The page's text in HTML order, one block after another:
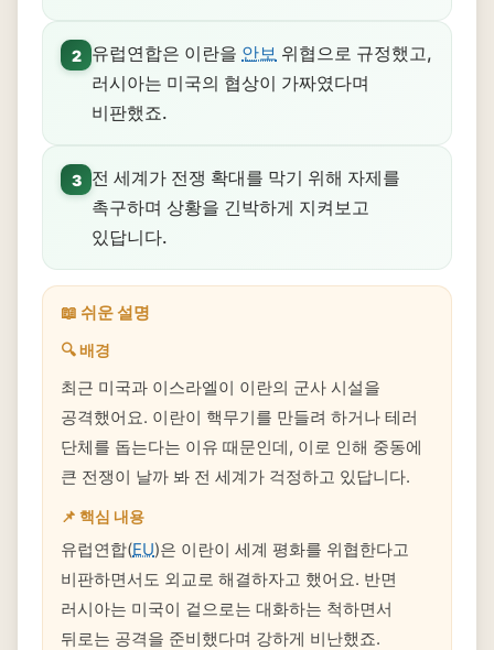
2 유럽연합은 이란을 안보 위협으로 규정했고,
러시아는 미국의 협상이 가짜였다며
비판했죠.
3
전 세계가 전쟁 확대를 막기 위해 자제를
촉구하며 상황을 긴박하게 지켜보고
있답니다.
📖 쉬운 설명
🔍 배경
최근 미국과 이스라엘이 이란의 군사 시설을
공격했어요. 이란이 핵무기를 만들려 하거나 테러
단체를 돕는다는 이유 때문인데, 이로 인해 중동에
큰 전쟁이 날까 봐 전 세계가 걱정하고 있답니다.
📌 핵심 내용
유럽연합(EU)은 이란이 세계 평화를 위협한다고
비판하면서도 외교로 해결하자고 했어요. 반면
러시아는 미국이 겉으로는 대화하는 척하면서
뒤로는 공격을 준비했다며 강하게 비난했죠.